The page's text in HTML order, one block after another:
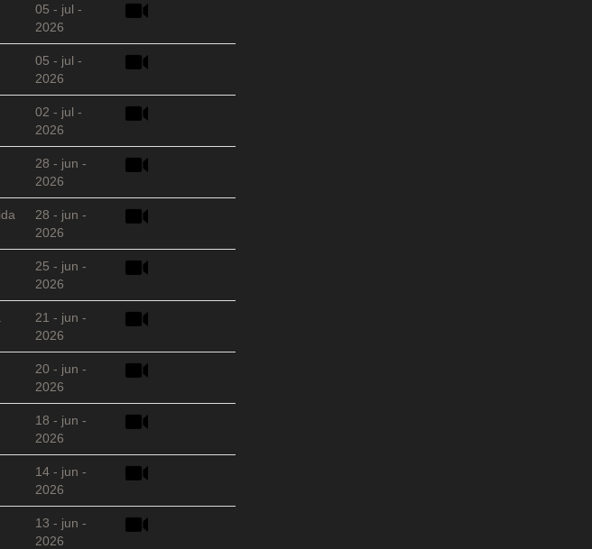
05 - jul -
2026
05 - jul -
2026
02 - jul -
2026
28 - jun -
2026
28 - jun -
2026
25 - jun -
2026
21 - jun -
2026
20 - jun -
2026
18 - jun -
2026
14 - jun -
2026
13 - jun -
2026